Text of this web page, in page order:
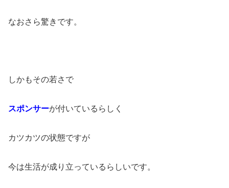
なおさら驚きです。
しかもその若さで
スポンサーが付いているらしく
カツカツの状態ですが
今は生活が成り立っているらしいです。